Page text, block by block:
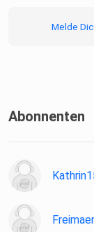
Melde
Abonnenten